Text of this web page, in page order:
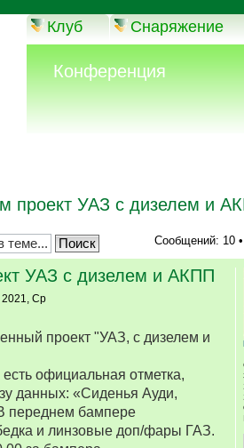
Клуб Снаряжение
Конференция
проект УАЗ с дизелем и
Сообщений: 10
УАЗ с дизелем и АКПП
Ср
проект "УАЗ, с дизелем и
официальная отметка,
данных: «Сиденья Ауди,
переднем бампере
и линзовые доп/фары ГАЗ.